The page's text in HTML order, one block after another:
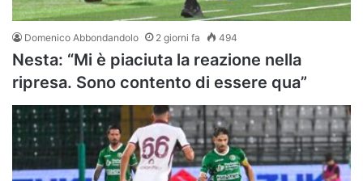
Domenico Abbondandolo 2 giorni fa 494
Nesta: “Mi è piaciuta la reazione nella
ripresa. Sono contento di essere qua”